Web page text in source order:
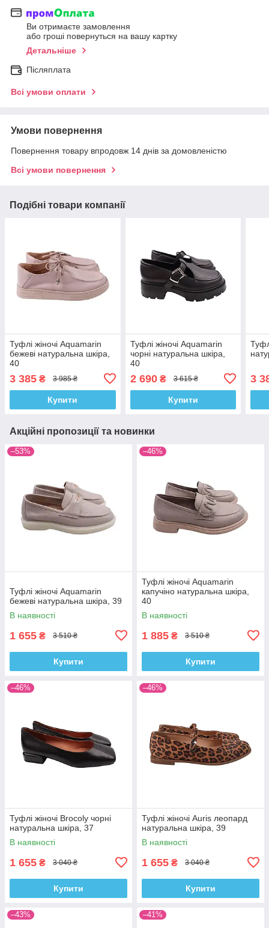
Ви отримаєте замовлення
або гроші повернуться на вашу картку
Детальніше
Післяплата
Всі умови оплати
Умови повернення
Повернення товару впродовж 14 днів за домовленістю
Всі умови повернення
Подібні товари компанії
Туфлі жіночі Aquamarin
бежеві натуральна шкіра,
40
3 385 ₴ 3 985 ₴
Купити
Туфлі жіночі Aquamarin
чорні натуральна шкіра,
40
2 690₴ 3 615 ₴
Купити
3
Акційні пропозиції та новинки
–53%
Туфлі жіночі Aquamarin
бежеві натуральна шкіра, 39
В наявності
1 655 ₴ 3 510 ₴
Купити
–46%
Туфлі жіночі Aquamarin
капучіно натуральна шкіра,
40
В наявності
1 885 ₴ 3 510 ₴
Купити
–46%
Туфлі жіночі Brocoly чорні
натуральна шкіра, 37
В наявності
1 655 ₴ 3 040 ₴
Купити
–46%
Туфлі жіночі Auris леопард
натуральна шкіра, 39
В наявності
1 655 ₴ 3 040 ₴
Купити
–43% –41%